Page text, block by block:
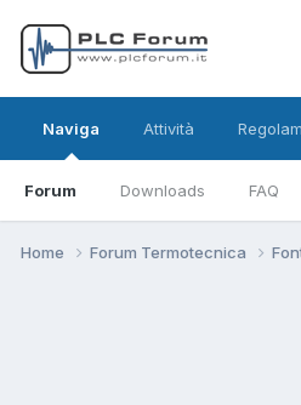
Naviga
Forum Downloads FAQ
Attività
Home Forum Termotecnica